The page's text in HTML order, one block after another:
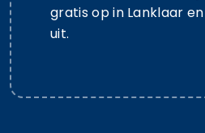
gratis op in Lanklaar
uit.